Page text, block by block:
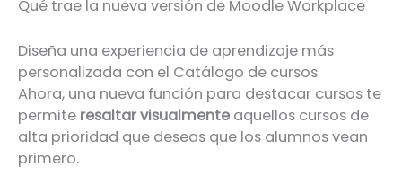
Qué trae la nueva versión de Moodle Workplace
Diseña una experiencia de aprendizaje más
personalizada con el Catálogo de cursos
Ahora, una nueva función para destacar cursos te
permite resaltar visualmente aquellos cursos de
alta prioridad que deseas que los alumnos vean
primero.